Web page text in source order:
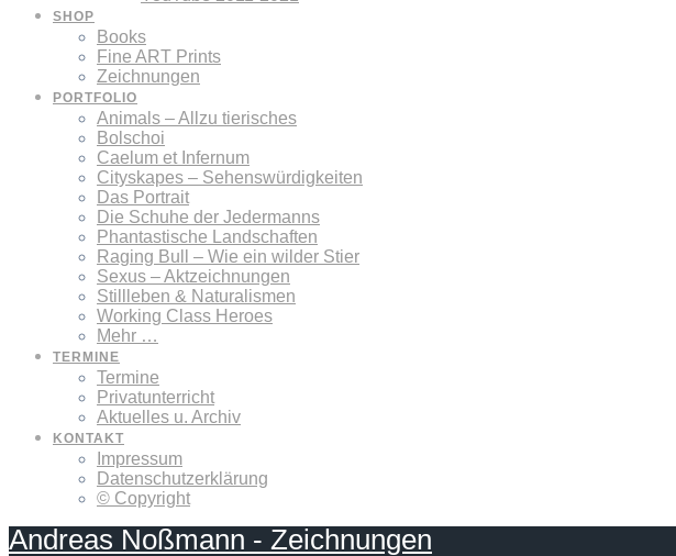
SHOP
Books
Fine ART Prints
Zeichnungen
PORTFOLIO
Animals – Allzu tierisches
Bolschoi
Caelum et Infernum
Cityskapes – Sehenswürdigkeiten
Das Portrait
Die Schuhe der Jedermanns
Phantastische Landschaften
Raging Bull – Wie ein wilder Stier
Sexus – Aktzeichnungen
Stillleben & Naturalismen
Working Class Heroes
Mehr …
TERMINE
Termine
Privatunterricht
Aktuelles u. Archiv
KONTAKT
Impressum
Datenschutzerklärung
© Copyright
Andreas Noßmann - Zeichnungen